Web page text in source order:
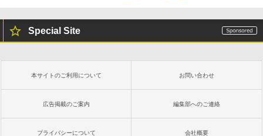
Special Site
本サイトのご利用について お問い合わせ
広告掲載のご案内 編集部へのご連絡
プライバシーについて 会社概要